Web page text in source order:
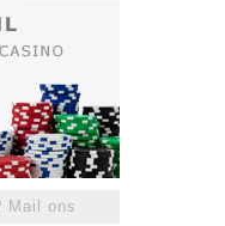
Mail ons